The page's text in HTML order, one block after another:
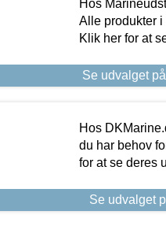
Hos
Alle produkter
Klik her for at
Se udvalget
Hos
du har behov
for at se deres
Se udvalget